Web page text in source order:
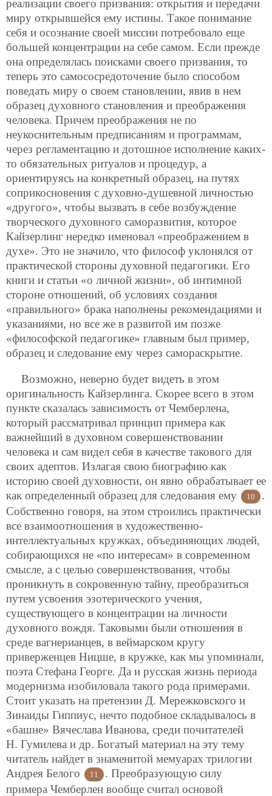
реализации своего призвания: открытия и передачи
миру открывшейся ему истины. Такое понимание
себя и осознание своей миссии потребовало еще
большей концентрации на себе самом. Если прежде
она определялась поисками своего призвания, то
теперь это самососредоточение было способом
поведать миру о своем становлении, явив в нем
образец духовного становления и преображения
человека. Причем преображения не по
неукоснительным предписаниям и программам,
через регламентацию и дотошное исполнение каких-
то обязательных ритуалов и процедур, а
ориентируясь на конкретный образец, на путях
соприкосновения с духовно-душевной личностью
«другого», чтобы вызвать в себе возбуждение
творческого духовного саморазвития, которое
Кайзерлинг нередко именовал «преображением в
духе». Это не значило, что философ уклонялся от
практической стороны духовной педагогики. Его
книги и статьи «о личной жизни», об интимной
стороне отношений, об условиях создания
«правильного» брака наполнены рекомендациями и
указаниями, но все же в развитой им позже
«философской педагогике» главным был пример,
образец и следование ему через самораскрытие.
Возможно, неверно будет видеть в этом
оригинальность Кайзерлинга. Скорее всего в этом
пункте сказалась зависимость от Чемберлена,
который рассматривал принцип примера как
важнейший в духовном совершенствовании
человека и сам видел себя в качестве такового для
своих адептов. Излагая свою биографию как
историю своей духовности, он явно обрабатывает ее
как определенный образец для следования ему
10
.
Собственно говоря, на этом строились практически
все взаимоотношения в художественно-
интеллектуальных кружках, объединяющих людей,
собирающихся не «по интересам» в современном
смысле, а с целью совершенствования, чтобы
проникнуть в сокровенную тайну, преобразиться
путем усвоения эзотерического учения,
существующего в концентрации на личности
духовного вождя. Таковыми были отношения в
среде вагнерианцев, в веймарском кругу
приверженцев Ницше, в кружке, как мы упоминали,
поэта Стефана Георге. Да и русская жизнь периода
модернизма изобиловала такого рода примерами.
Стоит указать на претензии Д. Мережковского и
Зинаиды Гиппиус, нечто подобное складывалось в
«башне» Вячеслава Иванова, среди почитателей
Н. Гумилева и др. Богатый материал на эту тему
читатель найдет в знаменитой мемуарах трилогии
Андрея Белого
11
. Преобразующую силу
примера Чемберлен вообще считал основой